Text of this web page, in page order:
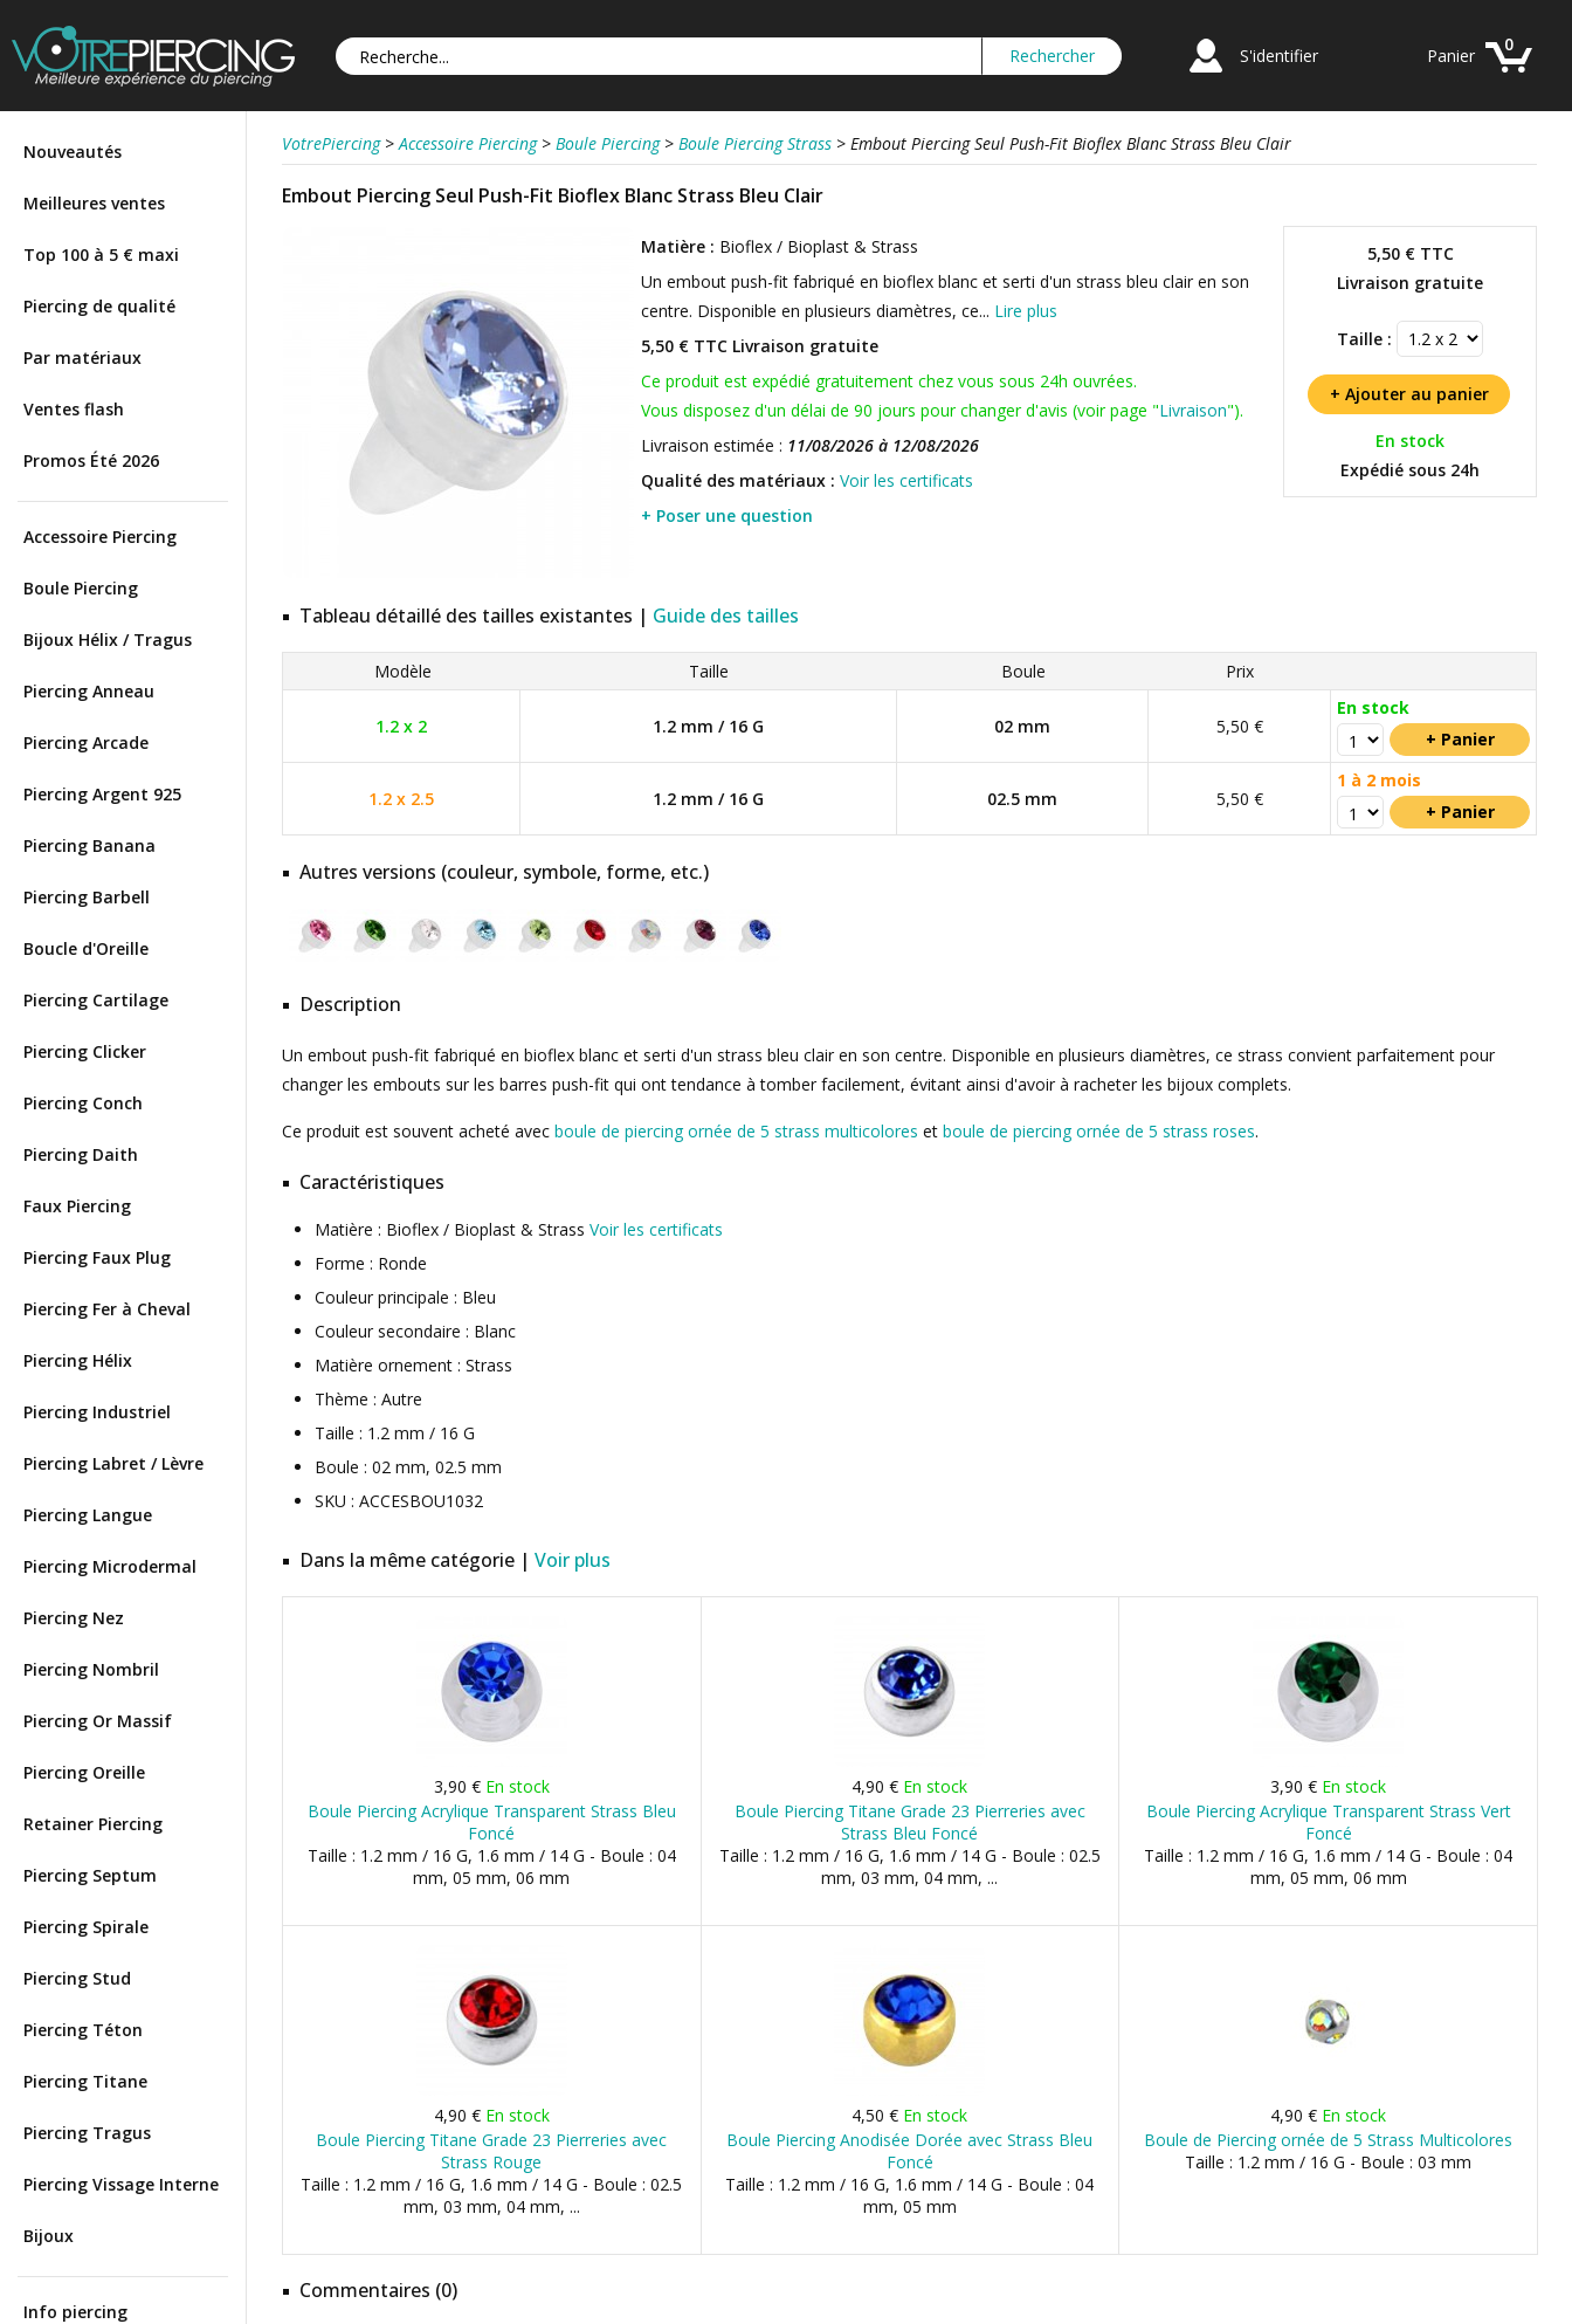
S'identifier
0
Panier
Nouveautés
Meilleures ventes
Top 100 à 5 € maxi
Piercing de qualité
Par matériaux
Ventes flash
Promos Été 2026
Accessoire Piercing
Boule Piercing
Bijoux Hélix / Tragus
Piercing Anneau
Piercing Arcade
Piercing Argent 925
Piercing Banana
Piercing Barbell
Boucle d'Oreille
Piercing Cartilage
Piercing Clicker
Piercing Conch
Piercing Daith
Faux Piercing
Piercing Faux Plug
Piercing Fer à Cheval
Piercing Hélix
Piercing Industriel
Piercing Labret / Lèvre
Piercing Langue
Piercing Microdermal
Piercing Nez
Piercing Nombril
Piercing Or Massif
Piercing Oreille
Retainer Piercing
Piercing Septum
Piercing Spirale
Piercing Stud
Piercing Téton
Piercing Titane
Piercing Tragus
Piercing Vissage Interne
Bijoux
Info piercing
VotrePiercing > Accessoire Piercing > Boule Piercing > Boule Piercing Strass > Embout Piercing Seul Push-Fit Bioflex Blanc Strass Bleu Clair
Embout Piercing Seul Push-Fit Bioflex Blanc Strass Bleu Clair
5,50 €TTC
Livraison gratuite
Taille :
En stock
Expédié sous 24h
Matière : Bioflex / Bioplast & Strass
Un embout push-fit fabriqué en bioflex blanc et serti d'un strass bleu clair en son
centre. Disponible en plusieurs diamètres, ce... Lire plus
5,50 € TTC Livraison gratuite
Ce produit est expédié gratuitement chez vous sous 24h ouvrées.
Vous disposez d'un délai de 90 jours pour changer d'avis (voir page "Livraison").
Livraison estimée : 11/08/2026 à 12/08/2026
Qualité des matériaux : Voir les certificats
+ Poser une question
Tableau détaillé des tailles existantes | Guide des tailles
Modèle Taille Boule Prix
1.2 x 2 1.2 mm / 16 G 02 mm 5,50 €
En stock
1.2 x 2.5 1.2 mm / 16 G 02.5 mm 5,50 €
1 à 2 mois
Autres versions (couleur, symbole, forme, etc.)
Description
Un embout push-fit fabriqué en bioflex blanc et serti d'un strass bleu clair en son centre. Disponible en plusieurs diamètres, ce strass convient parfaitement pour
changer les embouts sur les barres push-fit qui ont tendance à tomber facilement, évitant ainsi d'avoir à racheter les bijoux complets.
Ce produit est souvent acheté avec boule de piercing ornée de 5 strass multicolores et boule de piercing ornée de 5 strass roses.
Caractéristiques
Matière : Bioflex / Bioplast & Strass Voir les certificats
Forme : Ronde
Couleur principale : Bleu
Couleur secondaire : Blanc
Matière ornement : Strass
Thème : Autre
Taille : 1.2 mm / 16 G
Boule : 02 mm, 02.5 mm
SKU : ACCESBOU1032
Dans la même catégorie | Voir plus
3,90 € En stock
Boule Piercing Acrylique Transparent Strass Bleu
Foncé
Taille : 1.2 mm / 16 G, 1.6 mm / 14 G - Boule : 04
mm, 05 mm, 06 mm
4,90 € En stock
Boule Piercing Titane Grade 23 Pierreries avec
Strass Bleu Foncé
Taille : 1.2 mm / 16 G, 1.6 mm / 14 G - Boule : 02.5
mm, 03 mm, 04 mm, ...
3,90 € En stock
Boule Piercing Acrylique Transparent Strass Vert
Foncé
Taille : 1.2 mm / 16 G, 1.6 mm / 14 G - Boule : 04
mm, 05 mm, 06 mm
4,90 € En stock
Boule Piercing Titane Grade 23 Pierreries avec
Strass Rouge
Taille : 1.2 mm / 16 G, 1.6 mm / 14 G - Boule : 02.5
mm, 03 mm, 04 mm, ...
4,50 € En stock
Boule Piercing Anodisée Dorée avec Strass Bleu
Foncé
Taille : 1.2 mm / 16 G, 1.6 mm / 14 G - Boule : 04
mm, 05 mm
4,90 € En stock
Boule de Piercing ornée de 5 Strass Multicolores
Taille : 1.2 mm / 16 G - Boule : 03 mm
Commentaires (0)